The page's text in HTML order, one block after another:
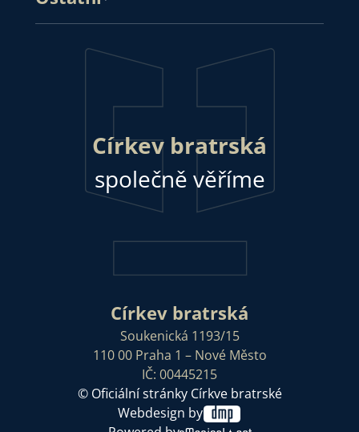
Církev bratrská
společně věříme
Církev bratrská
Soukenická 1193/15
110 00 Praha 1 – Nové Město
IČ: 00445215
© Oficiální stránky Církve bratrské
Webdesign by